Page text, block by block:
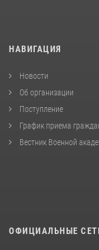
НАВИГАЦИЯ
Новости
Об организации
Поступление
График приема
Вестник Военной
ОФИЦИАЛЬНЫЕ